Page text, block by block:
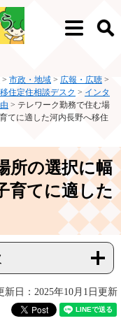
メ
検
> 市政・地域 > 広報・広聴 >
住定住相談デスク > インタ
> テレワーク勤務で住む場
てに適した河内長野へ移住
所の選択に幅
育てに適した
新日：2025年10月1日更新